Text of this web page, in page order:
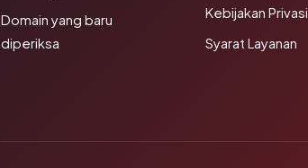
Domain yang baru
diperiksa
Kebijakan Privasi
Syarat Layanan